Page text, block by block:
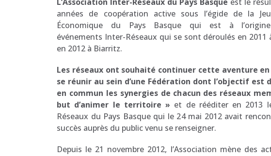
années de coopération active sous l’égide de la
Économique du Pays Basque qui est à
événements Inter-Réseaux qui se sont déroulés en 2011
en 2012 à Biarritz.
Les réseaux ont souhaité continuer cette aventure
se réunir au sein d’une Fédération dont l’objectif est
en commun les synergies de chacun des réseaux
but d’animer le territoire » et de rééditer en 2013
Réseaux du Pays Basque qui le 24 mai 2012 avait
succès auprès du public venu se renseigner.
Depuis le 21 novembre 2012, l’Association mène des